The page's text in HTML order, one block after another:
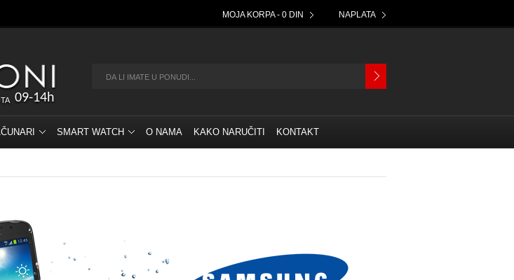
MOJA KORPA - 0 DIN NAPLATA
09-14h
SMART WATCH O NAMA KAKO NARUČITI KONTAKT